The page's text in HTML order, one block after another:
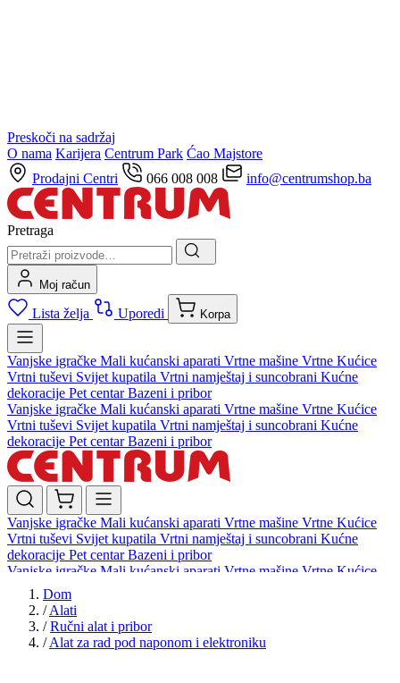
Preskoči na sadržaj
O nama Karijera Centrum Park Ćao Majstore
Prodajni Centri
066 008 008 info@centrumshop.ba
Pretraga
Moj račun
Lista želja Uporedi Korpa
Vanjske igračke Mali kućanski aparati Vrtne mašine Vrtne Kućice
Vrtni tuševi Svijet kupatila Vrtni namještaj i suncobrani Kućne
dekoracije Pet centarBazeni i pribor
Vanjske igračke Mali kućanski aparati Vrtne mašine Vrtne Kućice
Vrtni tuševi Svijet kupatila Vrtni namještaj i suncobrani Kućne
dekoracije Pet centarBazeni i pribor
Vanjske igračke Mali kućanski aparati Vrtne mašine Vrtne Kućice
Vrtni tuševi Svijet kupatila Vrtni namještaj i suncobrani Kućne
dekoracije Pet centarBazeni i pribor
Vanjske igračke Mali kućanski aparati Vrtne mašine Vrtne Kućice
Vrtni tuševi
dekoracijePet centar
Dom
/ Alati
/ Ručni alat i pribor
/ Alat za rad pod naponom i elektroniku